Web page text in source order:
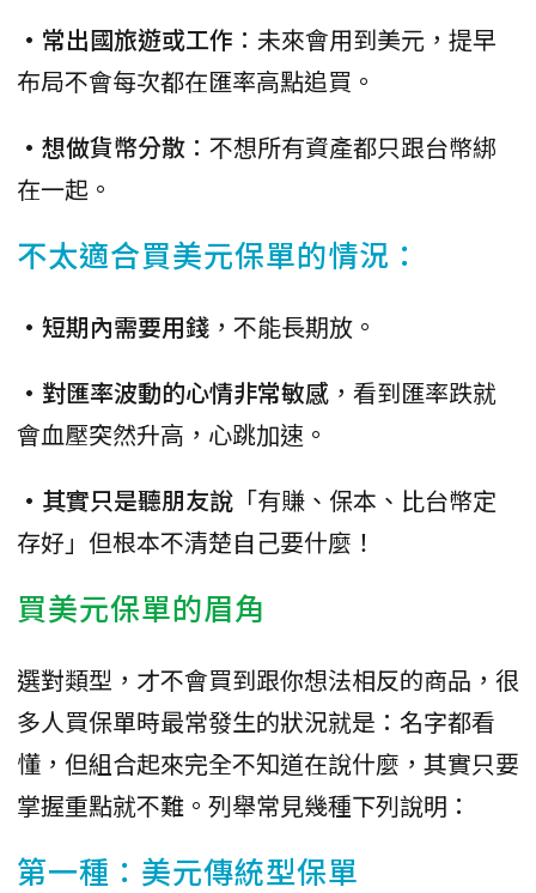
•常出國旅遊或工作 ：未來會用到美元，提早
布局不會每次都在匯率高點追買。
•想做貨幣分散 ：不想所有資產都只跟台幣綁
在一起。
不太適合買美元保單的情況：
•短期內需要用錢 ，不能長期放。
•對匯率波動的心情非常敏感 ，看到匯率跌就
會血壓突然升高，心跳加速。
•其實只是聽朋友說 「有賺、保本、比台幣定
存好」但根本不清楚自己要什麼！
買美元保單的眉角
選對類型，才不會買到跟你想法相反的商品，很
多人買保單時最常發生的狀況就是：名字都看
懂，但組合起來完全不知道在說什麼，其實只要
掌握重點就不難。列舉常見幾種下列說明：
第一種：美元傳統型保單